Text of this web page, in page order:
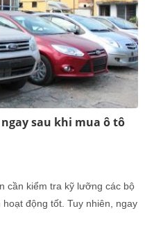
sau khi mua ô tô
cần kiểm tra kỹ lưỡng các bộ
động tốt. Tuy nhiên, ngay